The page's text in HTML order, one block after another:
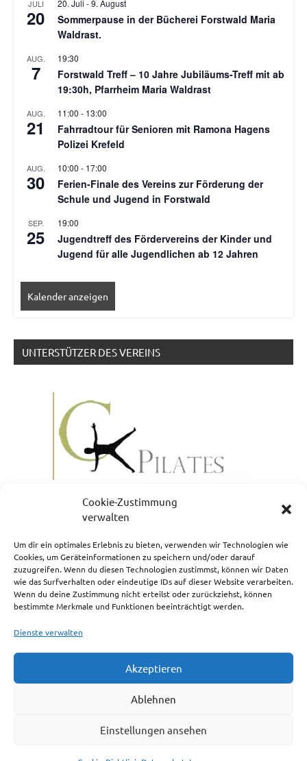
Cookie-Zustimmung
verwalten
Um dir ein optimales Erlebnis zu bieten, verwenden wir Technologien wie
Cookies, um Geräteinformationen zu speichern und/oder darauf
zuzugreifen. Wenn du diesen Technologien zustimmst, können wir Daten
wie das Surfverhalten oder eindeutige IDs auf dieser Website verarbeiten.
Wenn du deine Zustimmung nicht erteilst oder zurückziehst, können
bestimmte Merkmale und Funktionen beeinträchtigt werden.
Dienste verwalten
Akzeptieren
Ablehnen
Einstellungen ansehen
JULI
20
20. Juli -9. August
Sommerpause in der Bücherei Forstwald Maria
Waldrast.
AUG.
7
19:30
Forstwald Treff – 10 Jahre Jubiläums-Treff mit ab
19:30h, Pfarrheim Maria Waldrast
AUG.
21
11:00 - 13:00
Fahrradtour für Senioren mit Ramona Hagens
Polizei Krefeld
AUG.
30
10:00 - 17:00
Ferien-Finale des Vereins zur Förderung der
Schule und Jugend in Forstwald
SEP.
25
19:00
Jugendtreff des Fördervereins der Kinder und
Jugend für alle Jugendlichen ab 12 Jahren
Kalender anzeigen
UNTERSTÜTZER DES VEREINS
NEWSLETTERANMELDUNG
Impressum